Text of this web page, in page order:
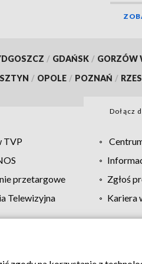
/ GDAŃSK / GORZÓW
/ OPOLE / POZNAŃ /
Dołącz
TVP
przetargowe Zgłoś
Telewizyjna Kariera
Polityka prywatności